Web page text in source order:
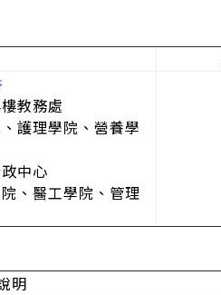
教務處
護理學院、營養學
中心
、醫工學院、管理
明